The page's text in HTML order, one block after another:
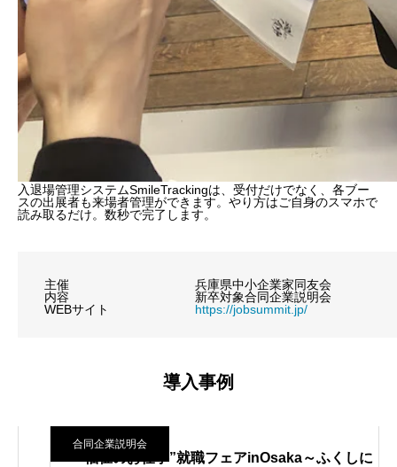
入退場管理システムSmileTrackingは、受付だけでなく、各ブー
スの出展者も来場者管理ができます。やり方はご自身のスマホで
読み取るだけ。数秒で完了します。
主催
兵庫県中小企業家同友会
内容
新卒対象合同企業説明会
WEBサイト
https://jobsummit.jp/
導入事例
合同企業説明会
“福祉のお仕事”就職フェアinOsaka～ふくしに